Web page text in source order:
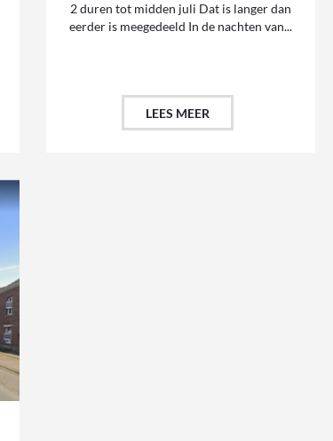
2 duren tot midden juli Dat is langer dan
eerder is meegedeeld In de nachten van...
LEES MEER